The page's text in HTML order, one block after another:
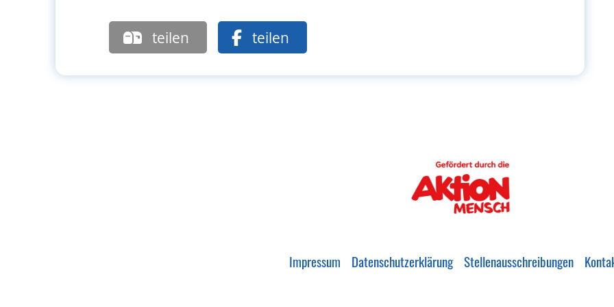
teilen teilen
Impressum Datenschutzerklärung Stellenausschreibungen